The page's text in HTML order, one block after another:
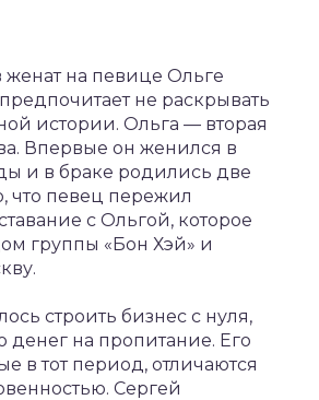
на певице Ольге
не раскрывать
истории. Ольга — вторая
Впервые он женился в
и в браке родились две
что певец пережил
с Ольгой, которое
группы «Бон Хэй» и
строить бизнес с нуля,
денег на пропитание. Его
в тот период, отличаются
Сергей